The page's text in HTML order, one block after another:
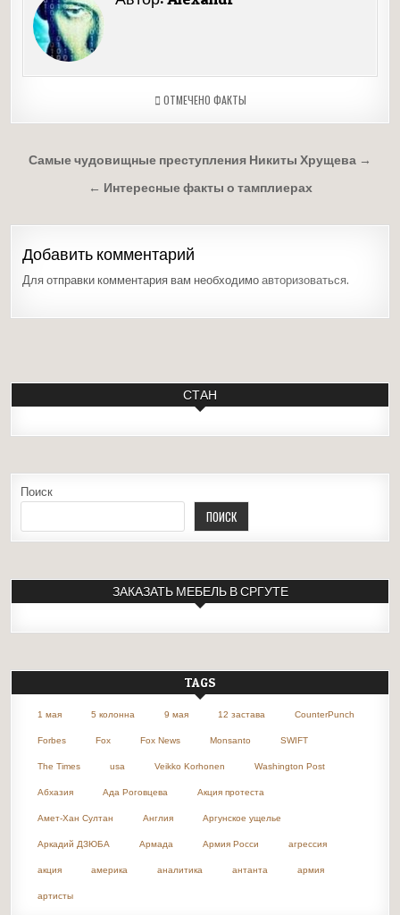
ОТМЕЧЕНО ФАКТЫ
Навигация
Самые чудовищные преступления Никиты Хрущева →
← Интересные факты о тамплиерах
Добавить комментарий
Для отправки комментария вам необходимоавторизоваться.
СТАН
Поиск
ПОИСК
ЗАКАЗАТЬ МЕБЕЛЬ В СРГУТЕ
TAGS
1 мая 5 колонна 9 мая 12 застава CounterPunch
Forbes Fox Fox News Monsanto SWIFT
The Times usa Veikko Korhonen Washington Post
Абхазия Ада Роговцева Акция протеста
Амет-Хан Султан Англия Аргунское ущелье
Аркадий ДЗЮБА Армада Армия Росси агрессия
акция америка аналитика антанта армия
артисты